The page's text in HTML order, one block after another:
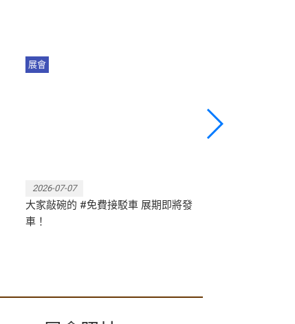
#台中國際酒展 #臺中國際茶咖
展會
2026-07-07
大家敲碗的 #免費接駁車 展期即將發
車！